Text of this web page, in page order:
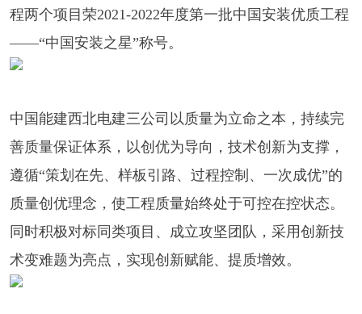
程两个项目荣2021-2022年度第一批中国安装优质工程
——“中国安装之星”称号。
中国能建西北电建三公司以质量为立命之本，持续完
善质量保证体系，以创优为导向，技术创新为支撑，
遵循“策划在先、样板引路、过程控制、一次成优”的
质量创优理念，使工程质量始终处于可控在控状态。
同时积极对标同类项目、成立攻坚团队，采用创新技
术变难题为亮点，实现创新赋能、提质增效。